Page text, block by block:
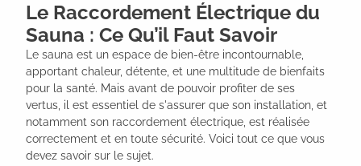
Le Raccordement Électrique du
Sauna : Ce Qu’il Faut Savoir
Le sauna est un espace de bien-être incontournable,
apportant chaleur, détente, et une multitude de bienfaits
pour la santé. Mais avant de pouvoir profiter de ses
vertus, il est essentiel de s'assurer que son installation, et
notamment son raccordement électrique, est réalisée
correctement et en toute sécurité. Voici tout ce que vous
devez savoir sur le sujet.